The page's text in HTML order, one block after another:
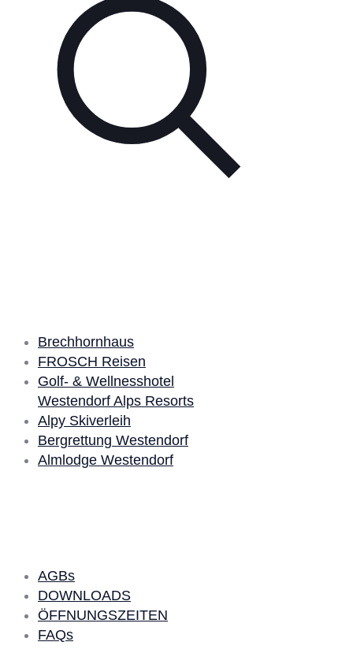
Brechhornhaus
FROSCH Reisen
Golf- & Wellnesshotel
Westendorf Alps Resorts
Alpy Skiverleih
Bergrettung Westendorf
Almlodge Westendorf
AGBs
DOWNLOADS
ÖFFNUNGSZEITEN
FAQs